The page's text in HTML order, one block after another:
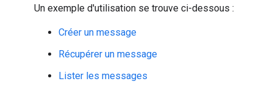
Un exemple d'utilisation se trouve ci-dessous :
Créer un message
Récupérer un message
Lister les messages